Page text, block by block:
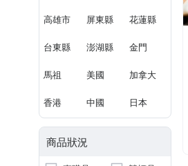
高雄市 屏東縣 花蓮縣
台東縣 澎湖縣 金門
馬祖 美國 加拿大
香港 中國 日本
商品狀況